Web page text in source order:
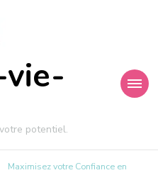
potentiel.
Maximisez votre Confiance en